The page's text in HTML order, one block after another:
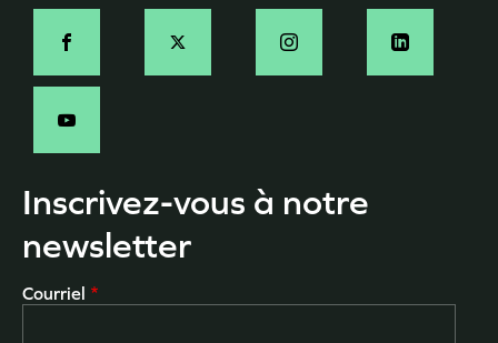
Social
Inscrivez-vous à notre
newsletter
Courriel